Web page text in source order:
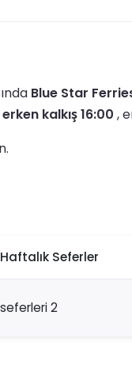
Blue Star
erken kalkış 16:00 ,
Haftalık Seferler
seferleri 2